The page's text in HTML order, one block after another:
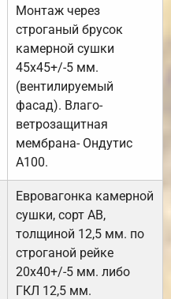
Монтаж через
строганый брусок
камерной сушки
45х45+/-5 мм.
(вентилируемый
фасад). Влаго-
ветрозащитная
мембрана- Ондутис
А100.
Евровагонка камерной
сушки, сорт АВ,
толщиной 12,5 мм. по
строганой рейке
20х40+/-5 мм. либо
ГКЛ 12,5 мм.